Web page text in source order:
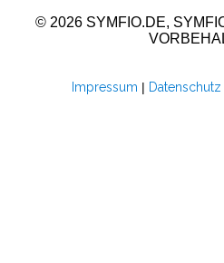
© 2026 SYMFIO.DE,
Impressum | Datenschutz